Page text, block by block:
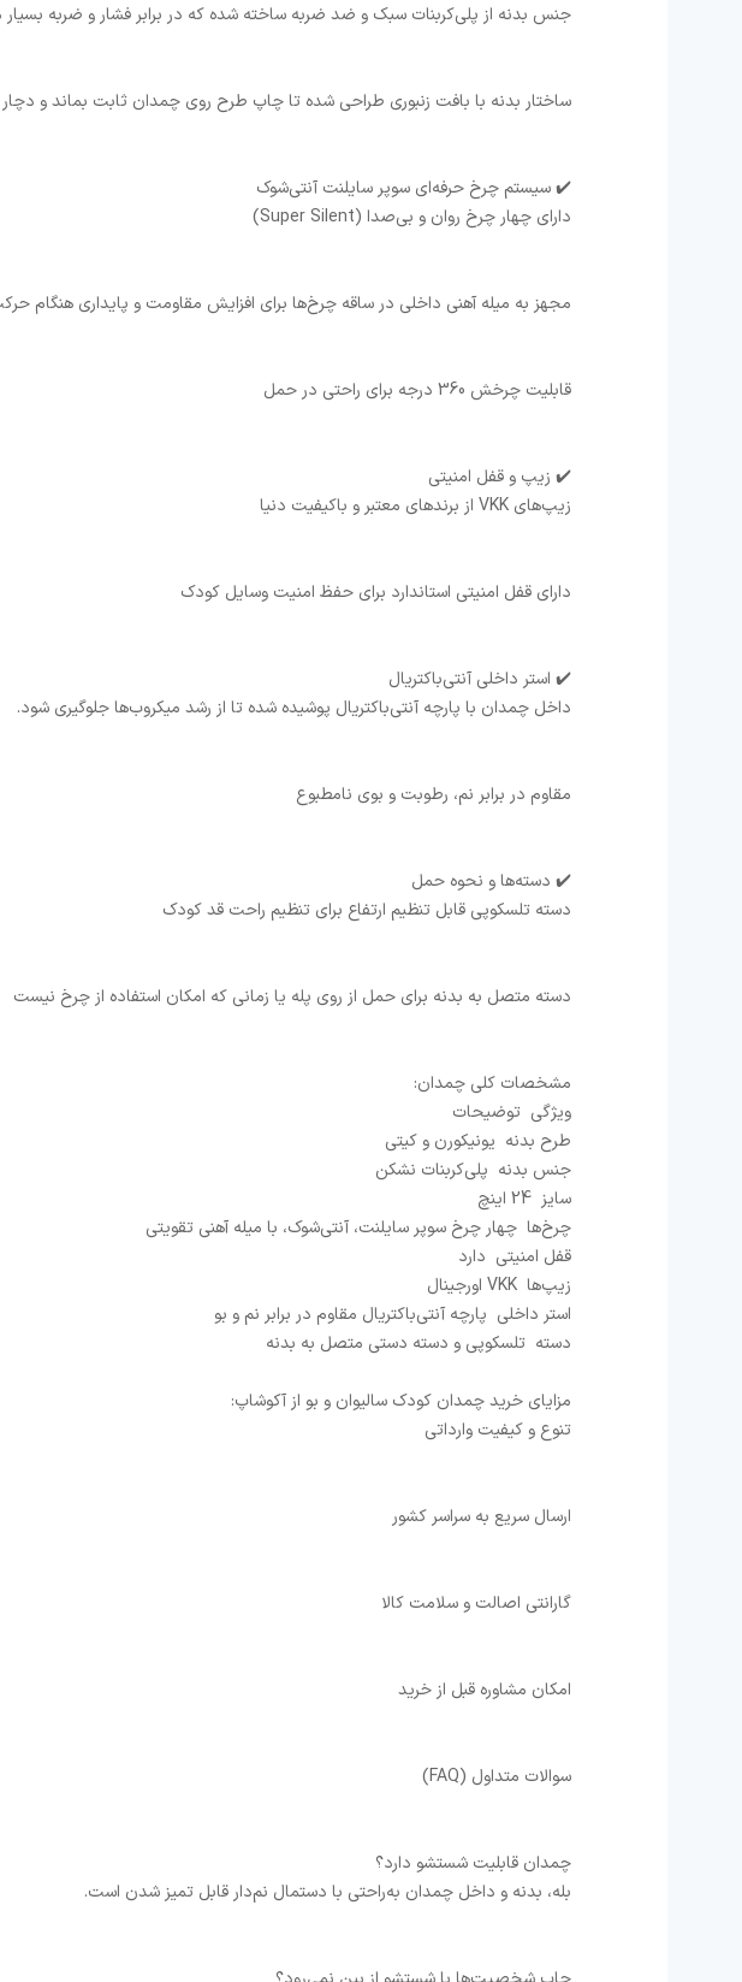
جنس بدنه از پلی‌کربنات سبک و ضد ضربه ساخته شده که در برابر فشار و ضربه
ساختار بدنه با بافت زنبوری طراحی شده تا چاپ طرح روی چمدان ثابت بماند و
✔️ سیستم چرخ حرفه‌ای سوپر سایلنت آنتی‌شوک
دارای چهار چرخ روان و بی‌صدا (Super Silent)
مجهز به میله آهنی داخلی در ساقه چرخ‌ها برای افزایش مقاومت و پایداری هنگام
قابلیت چرخش 360 درجه برای راحتی در حمل
✔️ زیپ و قفل امنیتی
زیپ‌های VKK از برندهای معتبر و باکیفیت دنیا
دارای قفل امنیتی استاندارد برای حفظ امنیت وسایل کودک
✔️ استر داخلی آنتی‌باکتریال
داخل چمدان با پارچه آنتی‌باکتریال پوشیده شده تا از رشد میکروب‌ها جلوگیری شود.
مقاوم در برابر نم، رطوبت و بوی نامطبوع
✔️ دسته‌ها و نحوه حمل
دسته تلسکوپی قابل تنظیم ارتفاع برای تنظیم راحت قد کودک
دسته متصل به بدنه برای حمل از روی پله یا زمانی که امکان استفاده از چرخ نیست
مشخصات کلی چمدان:
ویژگی توضیحات
طرح بدنه یونیکورن و کیتی
جنس بدنه پلی‌کربنات نشکن
سایز 24 اینچ
چرخ‌ها چهار چرخ سوپر سایلنت، آنتی‌شوک، با میله آهنی تقویتی
قفل امنیتی دارد
زیپ‌ها VKK اورجینال
استر داخلی پارچه آنتی‌باکتریال مقاوم در برابر نم و بو
دسته تلسکوپی و دسته دستی متصل به بدنه
مزایای خرید چمدان کودک سالیوان و بو از آکوشاپ:
تنوع و کیفیت وارداتی
ارسال سریع به سراسر کشور
گارانتی اصالت و سلامت کالا
امکان مشاوره قبل از خرید
سوالات متداول (FAQ)
چمدان قابلیت شستشو دارد؟
بله، بدنه و داخل چمدان به‌راحتی با دستمال نم‌دار قابل تمیز شدن است.